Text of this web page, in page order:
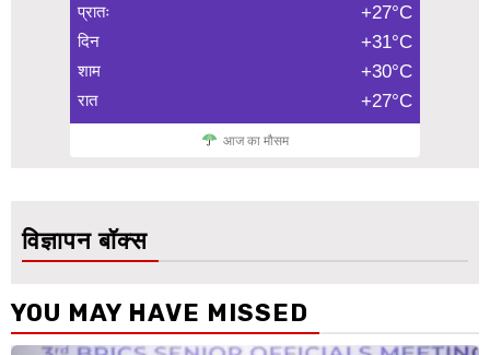
प्रातः +27°C
दिन +31°C
शाम +30°C
रात +27°C
आज का मौसम
विज्ञापन बॉक्स
YOU MAY HAVE MISSED